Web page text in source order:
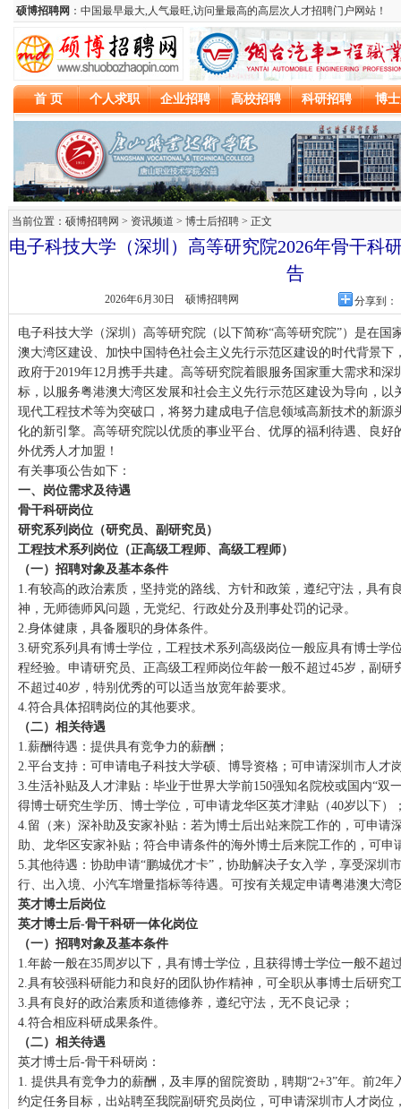
当前位置：硕博招聘网 > 资讯频道 > 博士后招聘 > 正文
电子科技大学（深圳）高等研究院2026年骨干科
告
2026年6月30日 硕博招聘网 分享到：
电子科技大学（深圳）高等研究院（以下简称“高等研究院”）是在国
澳大湾区建设、加快中国特色社会主义先行示范区建设的时代背景下
政府于2019年12月携手共建。高等研究院着眼服务国家重大需求和
标，以服务粤港澳大湾区发展和社会主义先行示范区建设为导向，以
现代工程技术等为突破口，将努力建成电子信息领域高新技术的新源
化的新引擎。高等研究院以优质的事业平台、优厚的福利待遇、良好
外优秀人才加盟！
有关事项公告如下：
一、岗位需求及待遇
骨干科研岗位
研究系列岗位（研究员、副研究员）
工程技术系列岗位（正高级工程师、高级工程师）
（一）招聘对象及基本条件
1.有较高的政治素质，坚持党的路线、方针和政策，遵纪守法，具有
神，无师德师风问题，无党纪、行政处分及刑事处罚的记录。
2.身体健康，具备履职的身体条件。
3.研究系列具有博士学位，工程技术系列高级岗位一般应具有博士学
程经验。申请研究员、正高级工程师岗位年龄一般不超过45岁，副研
不超过40岁，特别优秀的可以适当放宽年龄要求。
4.符合具体招聘岗位的其他要求。
（二）相关待遇
1.薪酬待遇：提供具有竞争力的薪酬；
2.平台支持：可申请电子科技大学硕、博导资格；可申请深圳市人才
3.生活补贴及人才津贴：毕业于世界大学前150强知名院校或国内“双
得博士研究生学历、博士学位，可申请龙华区英才津贴（40岁以下）
4.留（来）深补助及安家补贴：若为博士后出站来院工作的，可申请
助、龙华区安家补贴；符合申请条件的海外博士后来院工作的，可申
5.其他待遇：协助申请“鹏城优才卡”，协助解决子女入学，享受深圳
行、出入境、小汽车增量指标等待遇。可按有关规定申请粤港澳大湾
英才博士后岗位
英才博士后-骨干科研一体化岗位
（一）招聘对象及基本条件
1.年龄一般在35周岁以下，具有博士学位，且获得博士学位一般不超
2.具有较强科研能力和良好的团队协作精神，可全职从事博士后研究
3.具有良好的政治素质和道德修养，遵纪守法，无不良记录；
4.符合相应科研成果条件。
（二）相关待遇
英才博士后-骨干科研岗：
1. 提供具有竞争力的薪酬，及丰厚的留院资助，聘期“2+3”年。前2
约定任务目标，出站聘至我院副研究员岗位，可申请深圳市人才岗位